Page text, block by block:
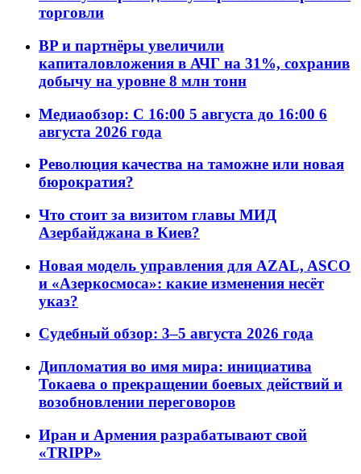
торговли
BP и партнёры увеличили
капиталовложения в АЧГ на 31%, сохранив
добычу на уровне 8 млн тонн
Медиаобзор: С 16:00 5 августа до 16:00 6
августа 2026 года
Революция качества на таможне или новая
бюрократия?
Что стоит за визитом главы МИД
Азербайджана в Киев?
Новая модель управления для AZAL, ASCO
и «Азеркосмоса»: какие изменения несёт
указ?
Судебный обзор: 3–5 августа 2026 года
Дипломатия во имя мира: инициатива
Токаева о прекращении боевых действий и
возобновлении переговоров
Иран и Армения разрабатывают свой
«TRIPP»